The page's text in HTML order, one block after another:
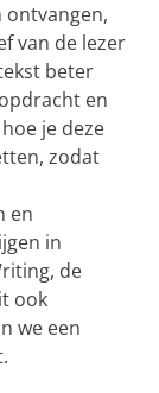
ontvangen,
van de lezer
beter
en
je deze
zodat
en
in
de
ook
we een